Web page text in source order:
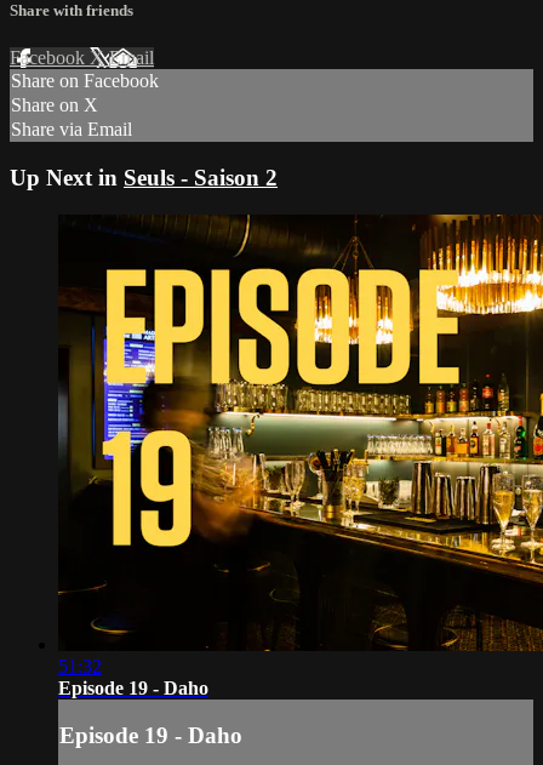
Share with friends
Facebook XEmail
Share on Facebook
Share on X
Share via Email
Up Next in Seuls - Saison 2
51:32
Episode 19 - Daho
Episode 19 - Daho